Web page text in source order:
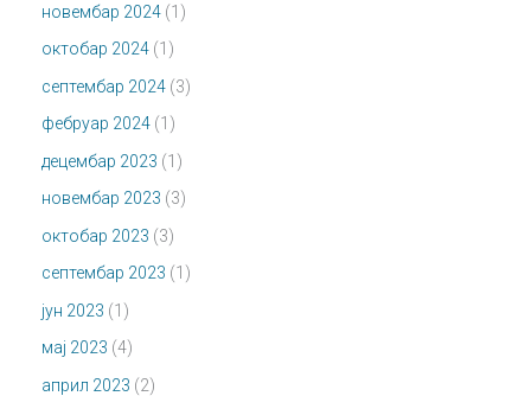
новембар 2024(1)
октобар 2024(1)
септембар 2024(3)
фебруар 2024(1)
децембар 2023 (1)
новембар 2023 (3)
октобар 2023 (3)
септембар 2023 (1)
јун 2023 (1)
мај 2023 (4)
април 2023 (2)